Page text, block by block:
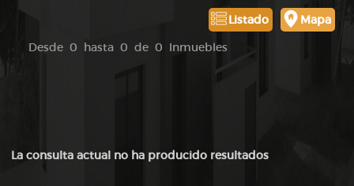
Mapa
Listado
Desde 0 hasta 0 de 0 Inmuebles
La consulta actual no ha producido resultados